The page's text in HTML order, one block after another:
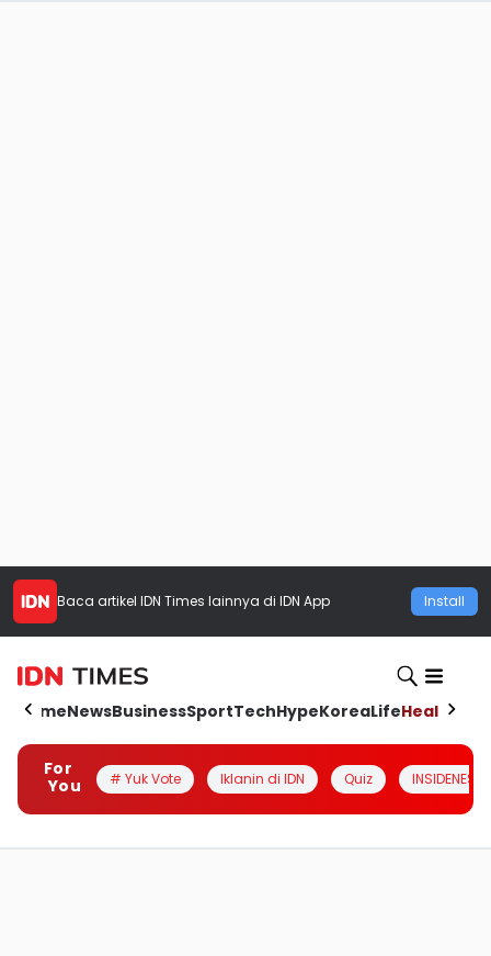
Baca artikel IDN Times lainnya di IDN App Install
HomeNewsBusinessSportTechHypeKoreaLifeHealth
For
You
# Yuk Vote Iklanin di IDN Quiz INSIDENESIA